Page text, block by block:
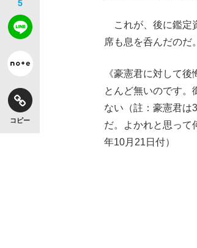
5
コピー
これが、後に鑑定
席も息を呑んだのだ。
《豪憲君に対して
とんど無いのです。
ない（註：豪憲君は
だ。よかれと思って
年10月21日付）